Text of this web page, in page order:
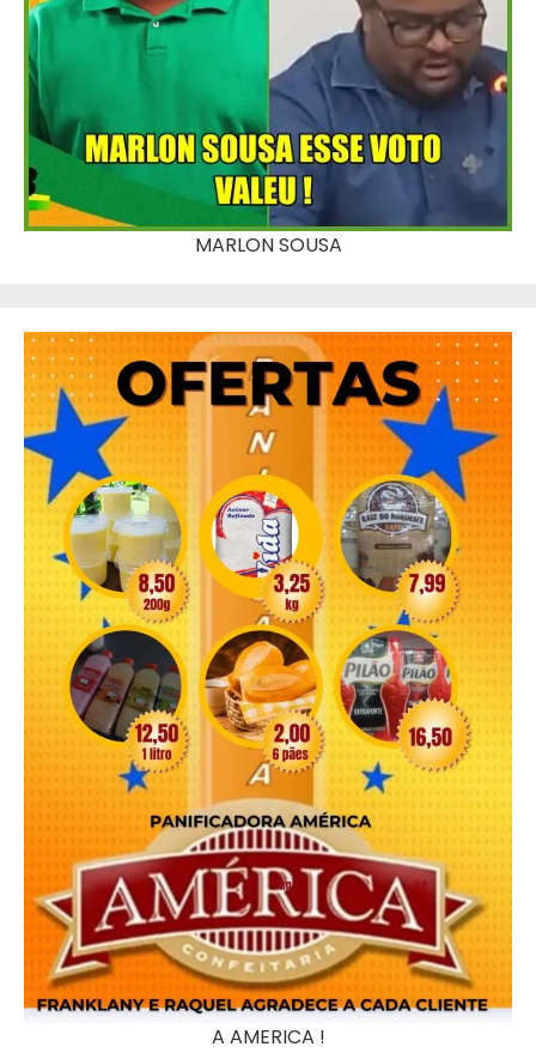
MARLON SOUSA
A AMERICA !